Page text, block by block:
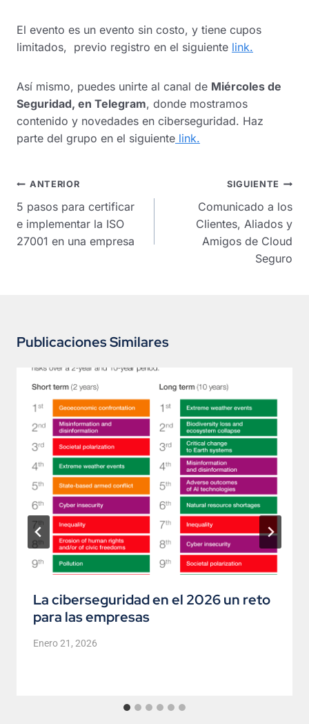
El evento es un evento sin costo, y tiene cupos
limitados, previo registro en el siguiente link.
Así mismo, puedes unirte al canal de Miércoles de
Seguridad, en Telegram, donde mostramos
contenido y novedades en ciberseguridad. Haz
parte del grupo en el siguiente link.
Navegación
de
entradas
ANTERIOR
5 pasos para certificar
e implementar la ISO
27001 en una empresa
SIGUIENTE
Comunicado a los
Clientes, Aliados y
Amigos de Cloud
Seguro
Publicaciones Similares
La ciberseguridad en el 2026 un reto
para las empresas
Enero 21, 2026